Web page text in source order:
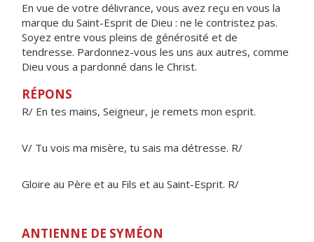
En vue de votre délivrance, vous avez reçu en vous la
marque du Saint-Esprit de Dieu : ne le contristez pas.
Soyez entre vous pleins de générosité et de
tendresse. Pardonnez-vous les uns aux autres, comme
Dieu vous a pardonné dans le Christ.
RÉPONS
R/ En tes mains, Seigneur, je remets mon esprit.
V/ Tu vois ma misère, tu sais ma détresse. R/
Gloire au Père et au Fils et au Saint-Esprit. R/
ANTIENNE DE SYMÉON